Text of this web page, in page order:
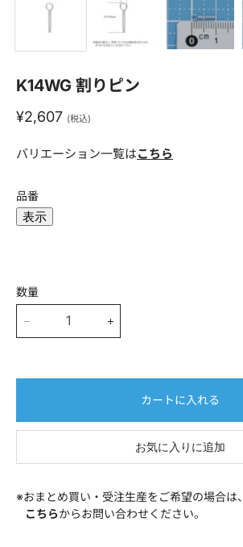
氏名(フルネーム) *
K14WG 割りピン
現在の価格
¥2,607 (税込)
バリエーション一覧はこちら
品番
表示
数量
カートに入れる
お気に入りに追加
※おまとめ買い・受注生産をご希望の場合は、
こちらからお問い合わせください。